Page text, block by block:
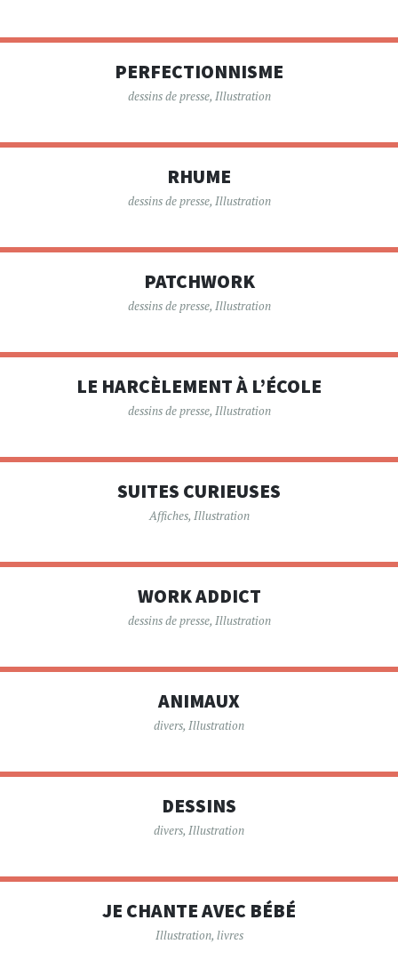
PERFECTIONNISME
dessins de presse, Illustration
RHUME
dessins de presse, Illustration
PATCHWORK
dessins de presse, Illustration
LE HARCÈLEMENT À L’ÉCOLE
dessins de presse, Illustration
SUITES CURIEUSES
Affiches, Illustration
WORK ADDICT
dessins de presse, Illustration
ANIMAUX
divers, Illustration
DESSINS
divers, Illustration
JE CHANTE AVEC BÉBÉ
Illustration, livres